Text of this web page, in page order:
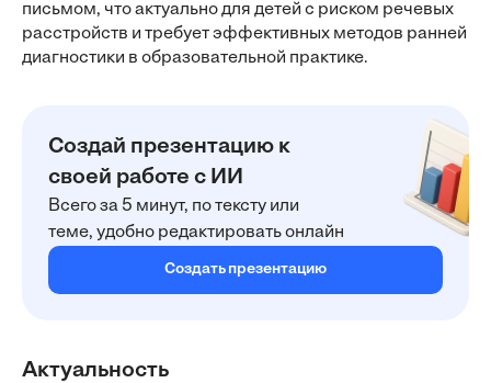
письмом, что актуально для детей с риском речевых
расстройств и требует эффективных методов ранней
диагностики в образовательной практике.
Создай презентацию к
своей работе с ИИ
Всего за 5 минут, по тексту или
теме, удобно редактировать онлайн
Создать презентацию
Актуальность